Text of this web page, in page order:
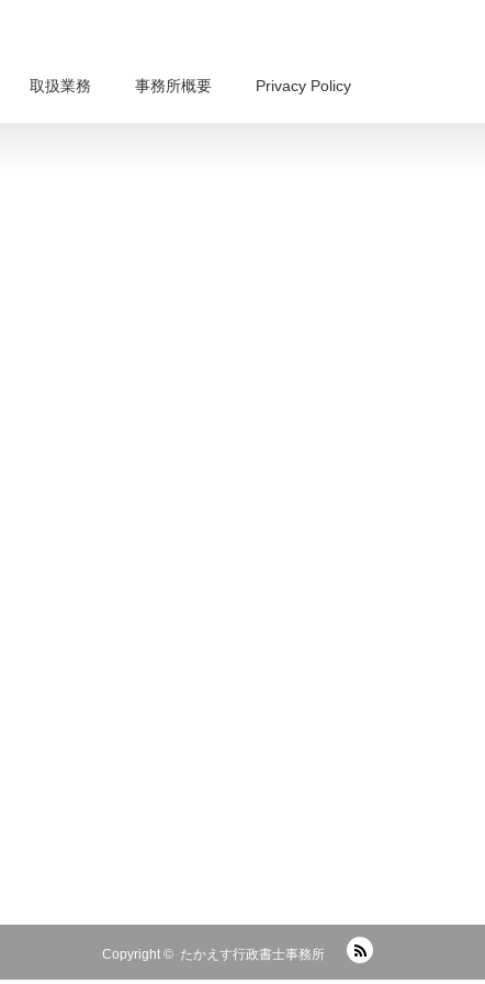
取扱業務 事務所概要 Privacy Policy
Copyright © たかえす行政書士事務所